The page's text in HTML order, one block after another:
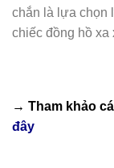
chắn là lựa chọn
chiếc đồng hồ xa
→ Tham khảo
đây